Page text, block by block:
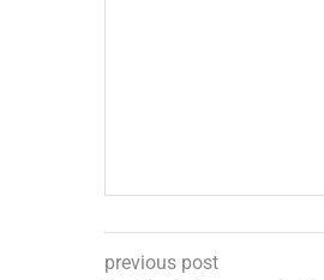
previous post